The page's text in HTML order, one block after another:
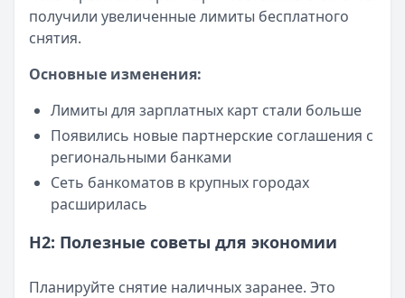
получили увеличенные лимиты бесплатного
снятия.
Основные изменения:
Лимиты для зарплатных карт стали больше
Появились новые партнерские соглашения с
региональными банками
Сеть банкоматов в крупных городах
расширилась
H2: Полезные советы для экономии
Планируйте снятие наличных заранее. Это